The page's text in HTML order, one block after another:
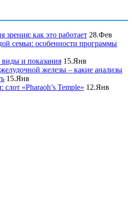
зрения: как это работает 28.Фев
семьи: особенности программы
и показания 15.Янв
железы – какие анализы
15.Янв
«Pharaoh’s Temple» 12.Янв